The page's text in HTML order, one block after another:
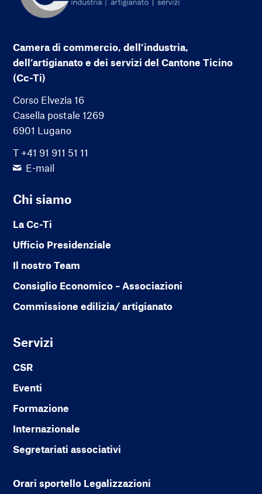
Camera di commercio, dell’industria,
dell’artigianato e dei servizi del Cantone Ticino
(Cc-Ti)
Corso Elvezia 16
Casella postale 1269
6901 Lugano
T +41 91 911 51 11
E-mail
Chi siamo
La Cc-Ti
Ufficio Presidenziale
Il nostro Team
Consiglio Economico – Associazioni
Commissione edilizia/ artigianato
Servizi
CSR
Eventi
Formazione
Internazionale
Segretariati associativi
Orari sportello Legalizzazioni